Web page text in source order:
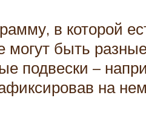
в которой
могут быть
подвески –
на